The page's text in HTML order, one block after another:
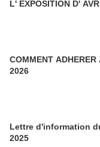
L' EXPOSITION D'
COMMENT
2026
Lettre d'information
2025